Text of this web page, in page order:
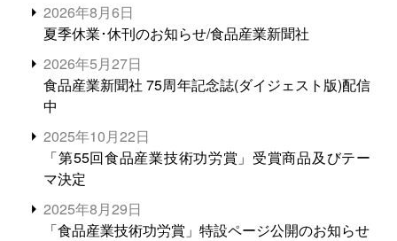
2026年8月6日
夏季休業･休刊のお知らせ/食品産業新聞社
2026年5月27日
食品産業新聞社 75周年記念誌(ダイジェスト版)配信
中
2025年10月22日
「第55回食品産業技術功労賞」受賞商品及びテー
マ決定
2025年8月29日
「食品産業技術功労賞」特設ページ公開のお知らせ